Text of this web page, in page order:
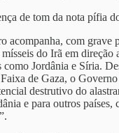
de tom da nota pífia
acompanha, com grave
do Irã em direção
como Jordânia e Síria.
de Gaza, o
destrutivo do
e para outros